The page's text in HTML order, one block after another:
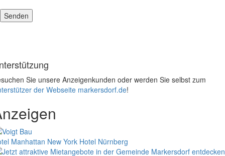
Sie unsere Anzeigenkunden oder werden Sie selbst zum
der Webseite markersdorf.de!
Manhattan New York Hotel Nürnberg